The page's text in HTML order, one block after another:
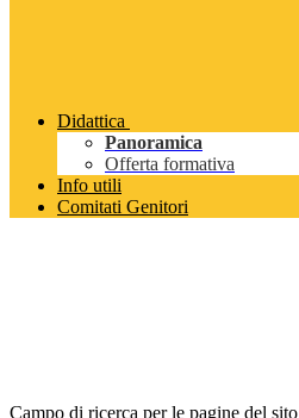
Didattica
Panoramica
Offerta formativa
Info utili
Comitati Genitori
Campo di ricerca per le pagine del sito